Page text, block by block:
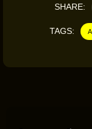
SHARE:
TAGS: